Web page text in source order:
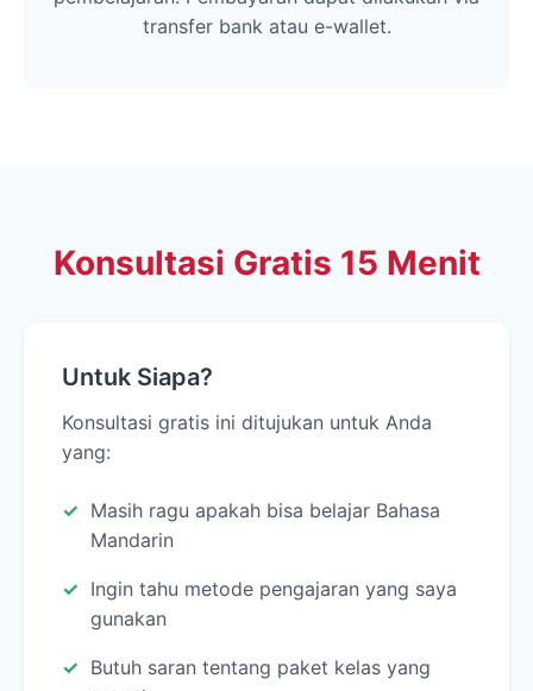
transfer bank atau e-wallet.
Konsultasi Gratis 15 Menit
Untuk Siapa?
Konsultasi gratis ini ditujukan untuk Anda
yang:
Masih ragu apakah bisa belajar Bahasa
Mandarin
Ingin tahu metode pengajaran yang saya
gunakan
Butuh saran tentang paket kelas yang